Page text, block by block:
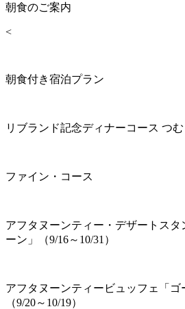
朝食のご案内
<
朝食付き宿泊プラン
リブランド記念ディナーコース つ
ファイン・コース
アフタヌーンティー・デザートスタ
ーン」（9/16～10/31）
アフタヌーンティービュッフェ「ゴ
（9/20～10/19）